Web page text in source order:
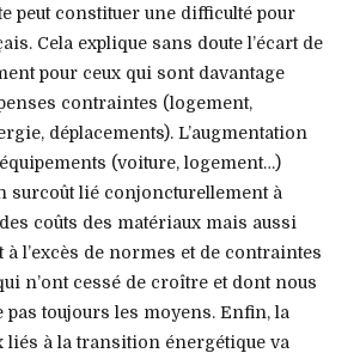
peut constituer une difficulté pour
Cela explique sans doute l’écart de
pour ceux qui sont davantage
contraintes (logement,
déplacements). L’augmentation
(voiture, logement…)
surcoût lié conjoncturellement à
coûts des matériaux mais aussi
à l’excès de normes et de contraintes
n’ont cessé de croître et dont nous
pas toujours les moyens. Enfin, la
liés à la transition énergétique va